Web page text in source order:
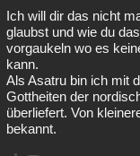
Ich will dir das nicht
glaubst und wie du
vorgaukeln wo es
kann.
Als Asatru bin ich mit
Gottheiten der
überliefert. Von
bekannt.